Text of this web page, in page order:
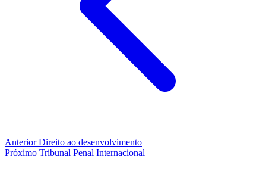
Anterior Direito ao desenvolvimento
Próximo Tribunal Penal Internacional